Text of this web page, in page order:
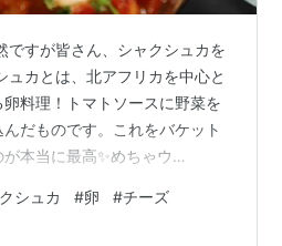
ですが皆さん、シャクシュカを
ュカとは、北アフリカを中心と
料理！トマトソースに野菜を
だものです。これをバケット
本当に最高✨めちゃウ
たレシピをご紹介しようと思
シャクシュカ】 トマトソース
シュカ #卵 #チーズ